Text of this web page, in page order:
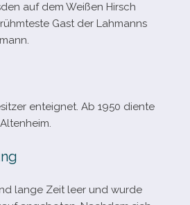
auf dem Weißen Hirsch
Gast der Lahmanns
ent­eig­net. Ab 1950 diente
lange Zeit leer und wurde